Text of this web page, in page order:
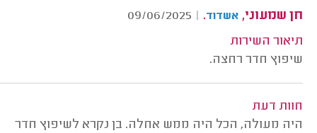
חן שמעוני, אשדוד.
|
09/06/2025
תיאור השירות
שיפוץ חדר רחצה.
חוות דעת
היה מעולה, הכל היה ממש אחלה. בן נקרא לשיפוץ חדר